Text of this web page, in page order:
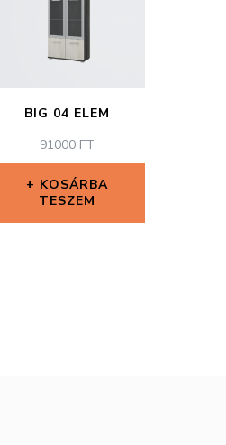
BIG 04 ELEM
91000 FT
KOSÁRBA
TESZEM